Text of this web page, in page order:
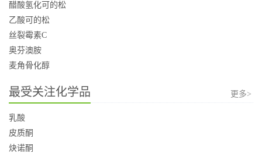
醋酸氢化可的松
乙酸可的松
丝裂霉素C
奥芬澳胺
麦角骨化醇
最受关注化学品 更多>
乳酸
皮质酮
炔诺酮